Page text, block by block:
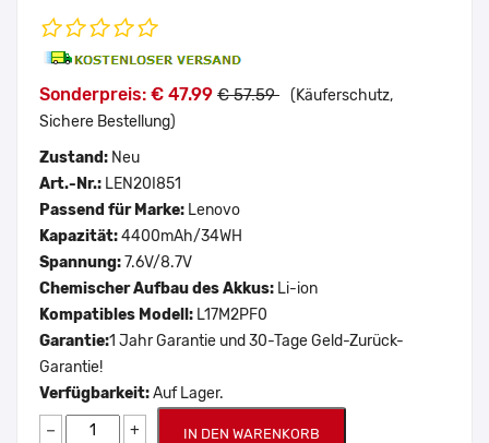
Sonderpreis: € 47.99 € 57.59 (Käuferschutz,
Sichere Bestellung)
Zustand: Neu
Art.-Nr.: LEN20I851
Passend für Marke: Lenovo
Kapazität:4400mAh/34WH
Spannung:7.6V/8.7V
Chemischer Aufbau des Akkus: Li-ion
Kompatibles Modell: L17M2PF0
Garantie:1 Jahr Garantie und 30-Tage Geld-Zurück-
Garantie!
Verfügbarkeit:Auf Lager.
− + IN DEN WARENKORB